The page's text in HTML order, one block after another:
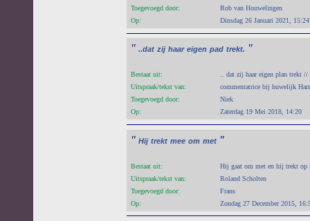
Toegevoegd door:
Rob van Houwelingen
Op:
Dinsdag 26 Januari 2021, 15:24
" ..dat zij haar eigen pad trekt. "
Bestaat uit:
.. dat zij haar eigen plan trekt //
Uitspraak/tekst van:
commentatrice bij huwelijk
Toegevoegd door:
Niek
Op:
Zaterdag 19 Mei 2018, 14:20
" Hij trekt mee om met "
Bestaat uit:
Hij gaat om met en hij trekt op
Uitspraak/tekst van:
Roland Scholten
Toegevoegd door:
Frans
Op:
Zondag 27 December 2015,